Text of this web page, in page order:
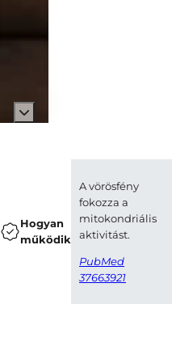
1/7
Hogyan
működik
A vörösfény
fokozza a
mitokondriális
aktivitást.
PubMed
37663921